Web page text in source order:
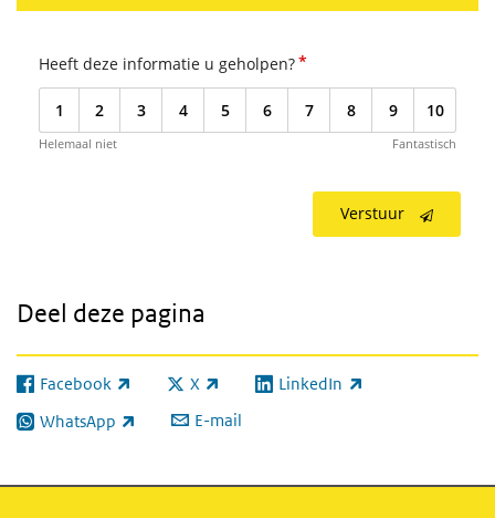
Heeft deze informatie u geholpen?*
1 2 3 4 5 6 7 8 9 10
Helemaal niet Fantastisch
Verstuur
Deel deze pagina
Facebook
(externe link) X
(externe link) LinkedIn
(externe link)
WhatsApp
(externe link) E-mail